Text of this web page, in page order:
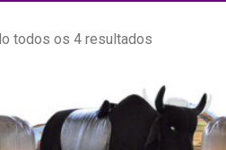
todos os 4 resultados